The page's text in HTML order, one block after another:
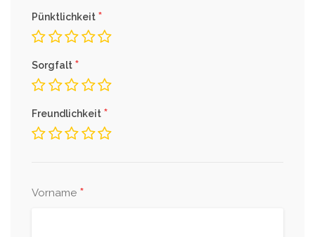
Pünktlichkeit *
Sorgfalt *
Freundlichkeit *
Vorname *